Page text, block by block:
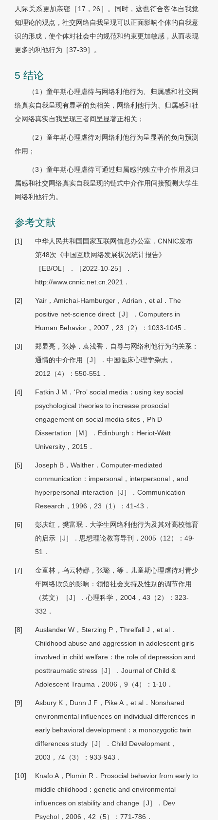
人际关系更加亲密［17，26］。同时，这也符合客体自我觉
知理论的观点，社交网络自我呈现可以正面影响个体的自我意
识的形成，使个体对社会中的规范和约束更加敏感，从而表现
更多的利他行为［37-39］。
5 结论
（1）童年期心理虐待与网络利他行为、归属感和社交网
络真实自我呈现有显著的负相关，网络利他行为、归属感和社
交网络真实自我呈现三者间呈显著正相关；
（2）童年期心理虐待对网络利他行为呈显著的负向预测
作用；
（3）童年期心理虐待可通过归属感的独立中介作用及归
属感和社交网络真实自我呈现的链式中介作用间接预测大学生
网络利他行为。
参考文献
[1]
中华人民共和国国家互联网信息办公室．CNNIC发布
第48次《中国互联网络发展状况统计报告》
［EB/OL］．［2022-10-25］．
http://www.cnnic.net.cn.2021．
[2]
Yair，Amichai-Hamburger，Adrian，et al．The
positive net-science direct［J］．Computers in
Human Behavior，2007，23（2）：1033-1045．
[3]
郑显亮，张婷，袁浅香．自尊与网络利他行为的关系：
通情的中介作用［J］．中国临床心理学杂志，
2012（4）：550-551．
[4]
Fatkin J M．‘Pro’ social media：using key social
psychological theories to increase prosocial
engagement on social media sites，Ph D
Dissertation［M］．Edinburgh：Heriot-Watt
University，2015．
[5]
Joseph B，Walther．Computer-mediated
communication：impersonal，interpersonal，and
hyperpersonal interaction［J］．Communication
Research，1996，23（1）：41-43．
[6]
彭庆红，樊富珉．大学生网络利他行为及其对高校德育
的启示［J］．思想理论教育导刊，2005（12）：49-
51．
[7]
金童林，乌云特娜，张璐，等．儿童期心理虐待对青少
年网络欺负的影响：领悟社会支持及性别的调节作用
（英文）［J］．心理科学，2004，43（2）：323-
332．
[8]
Auslander W，Sterzing P，Threlfall J，et al．
Childhood abuse and aggression in adolescent girls
involved in child welfare：the role of depression and
posttraumatic stress［J］．Journal of Child &
Adolescent Trauma，2006，9（4）：1-10．
[9]
Asbury K，Dunn J F，Pike A，et al．Nonshared
environmental influences on individual differences in
early behavioral development：a monozygotic twin
differences study［J］．Child Development，
2003，74（3）：933-943．
[10]
Knafo A，Plomin R．Prosocial behavior from early to
middle childhood：genetic and environmental
influences on stability and change［J］．Dev
Psychol，2006，42（5）：771-786．